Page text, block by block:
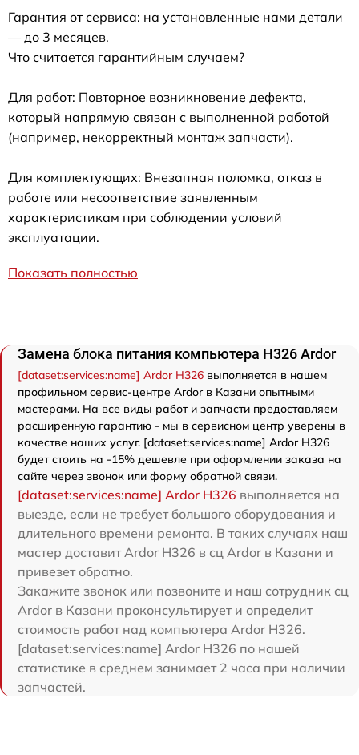
Гарантия от сервиса: на установленные нами детали
— до 3 месяцев.
Что считается гарантийным случаем?
Для работ: Повторное возникновение дефекта,
который напрямую связан с выполненной работой
(например, некорректный монтаж запчасти).
Для комплектующих: Внезапная поломка, отказ в
работе или несоответствие заявленным
характеристикам при соблюдении условий
эксплуатации.
Показать полностью
Замена блока питания компьютера H326 Ardor
[dataset:services:name] Ardor H326 выполняется в нашем
профильном сервис-центре Ardor в Казани опытными
мастерами. На все виды работ и запчасти предоставляем
расширенную гарантию - мы в сервисном центр уверены в
качестве наших услуг. [dataset:services:name] Ardor H326
будет стоить на -15% дешевле при оформлении заказа на
сайте через звонок или форму обратной связи.
[dataset:services:name] Ardor H326 выполняется на
выезде, если не требует большого оборудования и
длительного времени ремонта. В таких случаях наш
мастер доставит Ardor H326 в сц Ardor в Казани и
привезет обратно.
Закажите звонок или позвоните и наш сотрудник сц
Ardor в Казани проконсультирует и определит
стоимость работ над компьютера Ardor H326.
[dataset:services:name] Ardor H326 по нашей
статистике в среднем занимает 2 часа при наличии
запчастей.